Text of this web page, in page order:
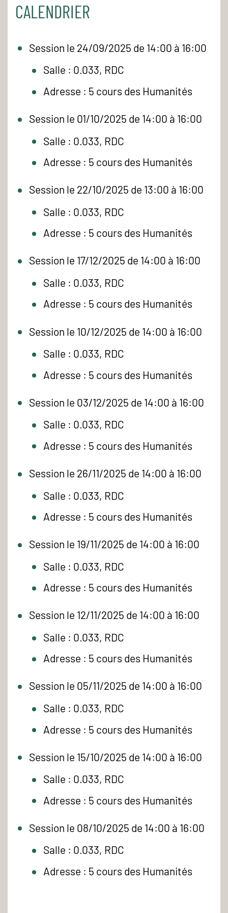
CALENDRIER
Session le 24/09/2025 de 14:00 à 16:00
Salle : 0.033, RDC
Adresse : 5 cours des Humanités
Session le 01/10/2025 de 14:00 à 16:00
Salle : 0.033, RDC
Adresse : 5 cours des Humanités
Session le 22/10/2025 de 13:00 à 16:00
Salle : 0.033, RDC
Adresse : 5 cours des Humanités
Session le 17/12/2025 de 14:00 à 16:00
Salle : 0.033, RDC
Adresse : 5 cours des Humanités
Session le 10/12/2025 de 14:00 à 16:00
Salle : 0.033, RDC
Adresse : 5 cours des Humanités
Session le 03/12/2025 de 14:00 à 16:00
Salle : 0.033, RDC
Adresse : 5 cours des Humanités
Session le 26/11/2025 de 14:00 à 16:00
Salle : 0.033, RDC
Adresse : 5 cours des Humanités
Session le 19/11/2025 de 14:00 à 16:00
Salle : 0.033, RDC
Adresse : 5 cours des Humanités
Session le 12/11/2025 de 14:00 à 16:00
Salle : 0.033, RDC
Adresse : 5 cours des Humanités
Session le 05/11/2025 de 14:00 à 16:00
Salle : 0.033, RDC
Adresse : 5 cours des Humanités
Session le 15/10/2025 de 14:00 à 16:00
Salle : 0.033, RDC
Adresse : 5 cours des Humanités
Session le 08/10/2025 de 14:00 à 16:00
Salle : 0.033, RDC
Adresse : 5 cours des Humanités